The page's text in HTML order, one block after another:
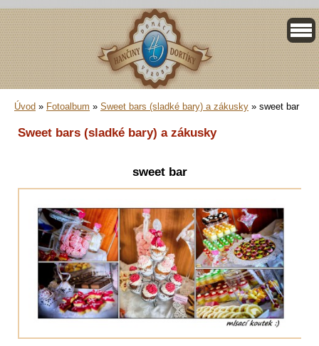
Úvod » Fotoalbum » Sweet bars (sladké bary) a zákusky » sweet bar
Sweet bars (sladké bary) a zákusky
sweet bar